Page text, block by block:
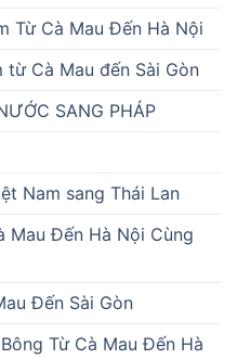
Từ Cà Mau Đến Hà Nội
Cà Mau đến Sài Gòn
SANG PHÁP
Nam sang Thái Lan
Mau Đến Hà Nội Cùng
Đến Sài Gòn
Từ Cà Mau Đến Hà